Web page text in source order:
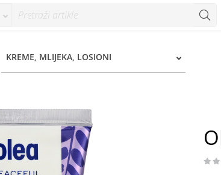
KREME, MLIJEKA, LOSIONI